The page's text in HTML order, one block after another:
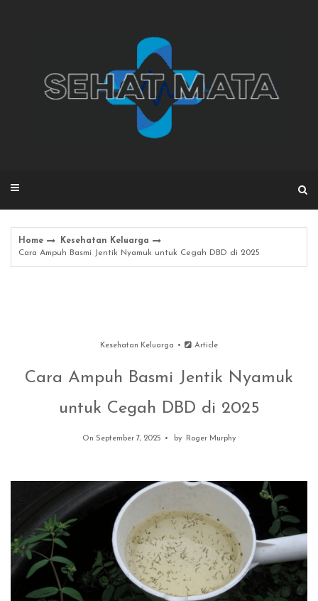
Home
Kesehatan Keluarga
Cara Ampuh Basmi Jentik Nyamuk untuk Cegah DBD di 2025
Kesehatan Keluarga Article
Cara Ampuh Basmi Jentik Nyamuk
untuk Cegah DBD di 2025
On September 7, 2025 by Roger Murphy